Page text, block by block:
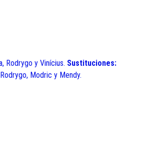
Rodrygo y Vinícius. Sustituciones:
Modric y Mendy.